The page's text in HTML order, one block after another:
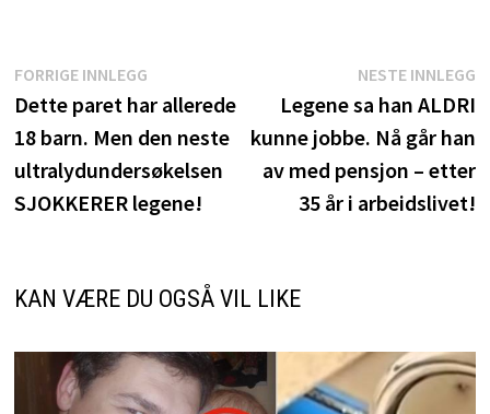
Innleggsnavigasjon
FORRIGE INNLEGGForrige
innlegg:
Dette paret har allerede
18 barn. Men den neste
ultralydundersøkelsen
SJOKKERER legene!
NESTE INNLEGG
Legene sa han ALDRI
kunne jobbe. Nå går han
av med pensjon – etter
35 år i arbeidslivet!
KAN VÆRE DU OGSÅ VIL LIKE